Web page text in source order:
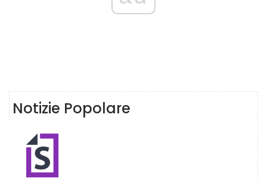
Notizie Popolare